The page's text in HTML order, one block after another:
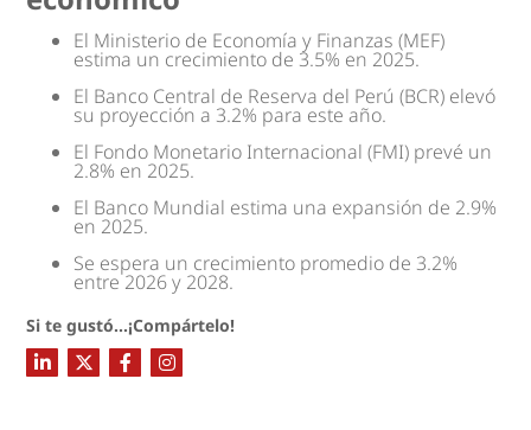
El Ministerio de Economía y Finanzas (MEF)
estima un crecimiento de 3.5% en 2025.
El Banco Central de Reserva del Perú (BCR) elevó
su proyección a 3.2% para este año.
El Fondo Monetario Internacional (FMI) prevé un
2.8% en 2025.
El Banco Mundial estima una expansión de 2.9%
en 2025.
Se espera un crecimiento promedio de 3.2%
entre 2026 y 2028.
Si te gustó...¡Compártelo!